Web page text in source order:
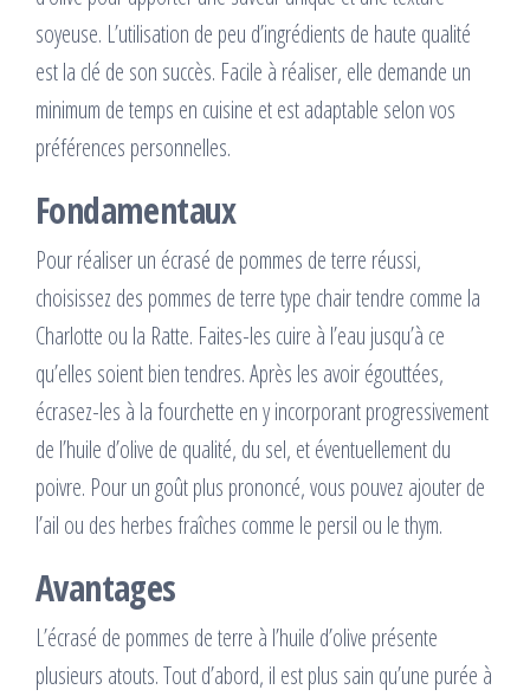
soyeuse. L’utilisation de peu d’ingrédients de haute qualité
est la clé de son succès. Facile à réaliser, elle demande un
minimum de temps en cuisine et est adaptable selon vos
préférences personnelles.
Fondamentaux
Pour réaliser un écrasé de pommes de terre réussi,
choisissez des pommes de terre type chair tendre comme la
Charlotte ou la Ratte. Faites-les cuire à l’eau jusqu’à ce
qu’elles soient bien tendres. Après les avoir égouttées,
écrasez-les à la fourchette en y incorporant progressivement
de l’huile d’olive de qualité, du sel, et éventuellement du
poivre. Pour un goût plus prononcé, vous pouvez ajouter de
l’ail ou des herbes fraîches comme le persil ou le thym.
Avantages
L’écrasé de pommes de terre à l’huile d’olive présente
plusieurs atouts. Tout d’abord, il est plus sain qu’une purée à